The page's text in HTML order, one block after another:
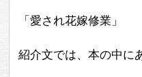
「愛され花嫁修業」
紹介文では、本の中に